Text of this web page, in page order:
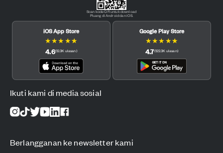
Scan kode QR untuk download
Pluang di Android dan iOS.
iOS App Store
★★★ ★★
4.6(12.3K ulasan)
Google Play Store
★★★ ★★
4.7(122.3K ulasan)
Ikuti kami di media sosial
Berlangganan ke newsletter kami